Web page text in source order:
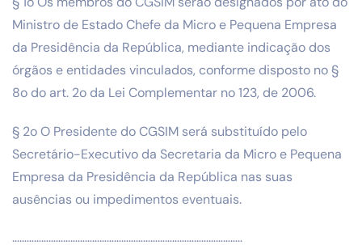
Ministro de Estado Chefe da Micro e Pequena Empresa
da Presidência da República, mediante indicação dos
órgãos e entidades vinculados, conforme disposto no §
8o do art. 2o da Lei Complementar no 123, de 2006.
§ 2o O Presidente do CGSIM será substituído pelo
Secretário-Executivo da Secretaria da Micro e Pequena
Empresa da Presidência da República nas suas
ausências ou impedimentos eventuais.
…………………………………………………………………………………..